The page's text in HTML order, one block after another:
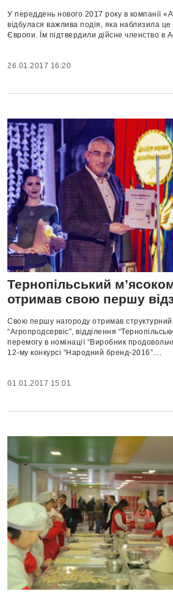
У переддень нового 2017 року в компанії
відбулася важлива подія, яка наблизила це
Європи. Їм підтвердили дійсне членство в
26.01.2017 16:20
Тернопільський
отримав свою першу
Свою першу нагороду отримав структурний
“Агропродсервіс”, відділення
перемогу в номінації “Виробник
12-му конкурсі “Народний бренд-2016”....
01.01.2017 15:01